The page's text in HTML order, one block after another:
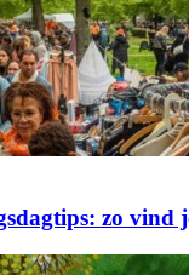
zo vind